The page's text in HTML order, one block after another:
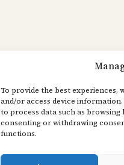
To provide the best experiences,
and/or access device
to process data such as
consenting or withdrawing
functions.